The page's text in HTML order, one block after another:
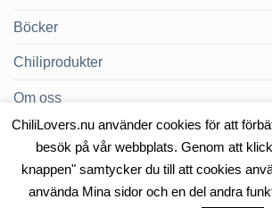
Böcker
Chiliprodukter
Om oss
Chilibloggen
OM OSS KONTAKT
ChiliLovers.nu använder cookies för att
besök på vår webbplats. Genom att
knappen" samtycker du till att cookies
använda Mina sidor och en del andra